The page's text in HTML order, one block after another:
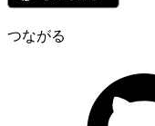
つながる